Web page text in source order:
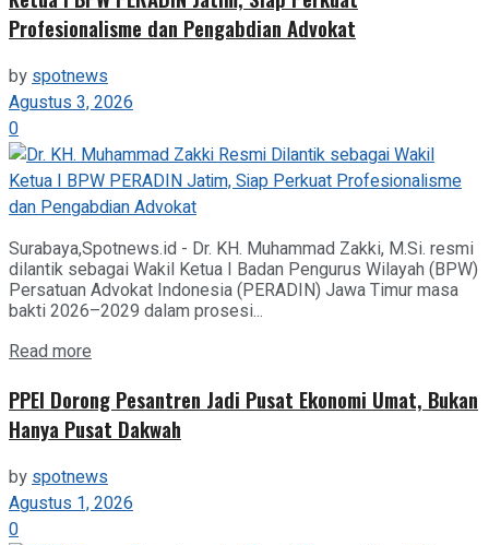
Profesionalisme dan Pengabdian Advokat
by spotnews
Agustus 3, 2026
0
Surabaya,Spotnews.id - Dr. KH. Muhammad Zakki, M.Si. resmi
dilantik sebagai Wakil Ketua I Badan Pengurus Wilayah (BPW)
Persatuan Advokat Indonesia (PERADIN) Jawa Timur masa
bakti 2026–2029 dalam prosesi...
Read more
PPEI Dorong Pesantren Jadi Pusat Ekonomi Umat, Bukan
Hanya Pusat Dakwah
byspotnews
Agustus 1, 2026
0